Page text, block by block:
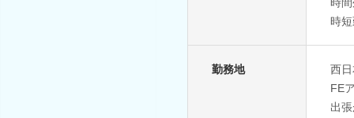
時
勤務地
西
FE
出